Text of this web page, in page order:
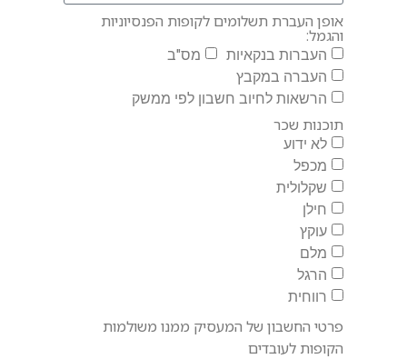
אופן העברת תשלומים לקופות הפנסיוניות
והגמל:
העברות בנקאיות
מס"ב
העברה במקבץ
הרשאות לחיוב חשבון לפי ממשק
תוכנות שכר
לא ידוע
מכפל
שקלולית
חילן
עוקץ
מלם
הרגל
רווחית
פרטי החשבון של המעסיק ממנו משולמות
הקופות לעובדים